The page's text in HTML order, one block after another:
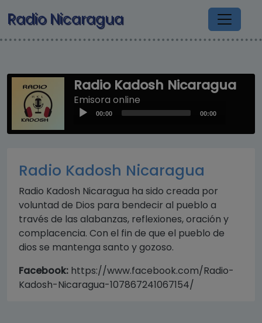
Pasar al contenido principal
Radio Nicaragua
Radio Kadosh Nicaragua
Emisora online
Audio00:00 00:00
Radio Kadosh Nicaragua
Radio Kadosh Nicaragua ha sido creada por
voluntad de Dios para bendecir al pueblo a
través de las alabanzas, reflexiones, oración y
complacencia. Con el fin de que el pueblo de
dios se mantenga santo y gozoso.
Facebook: https://www.facebook.com/Radio-
Kadosh-Nicaragua-107867241067154/